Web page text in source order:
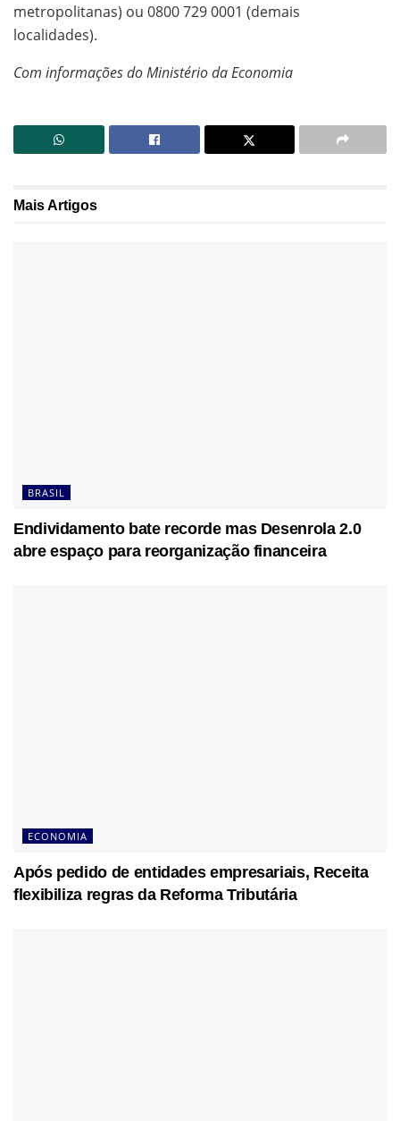
metropolitanas) ou 0800 729 0001 (demais
localidades).
Com informações do Ministério da Economia
MaisArtigos
BRASIL
Endividamento bate recorde mas Desenrola 2.0
abre espaço para reorganização financeira
ECONOMIA
Após pedido de entidades empresariais, Receita
flexibiliza regras da Reforma Tributária